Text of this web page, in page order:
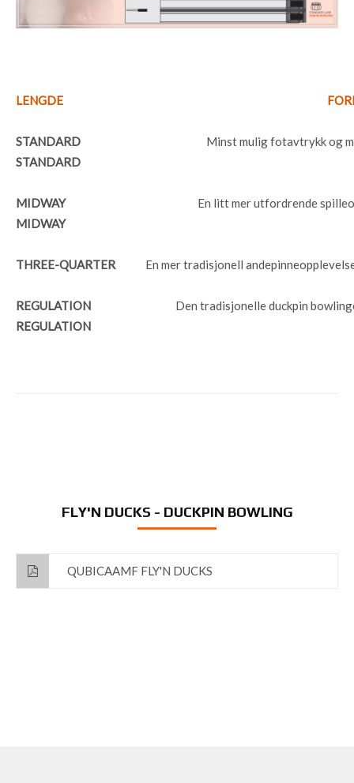
LENGDE
STANDARD
Minst mulig fotavtrykk og
STANDARD
MIDWAY
En litt mer utfordrende
MIDWAY
THREE-QUARTER En mer tradisjonell
REGULATION
Den tradisjonelle duckpin
REGULATION
FLY'N DUCKS - DUCKPIN BOWLING
QUBICAAMF FLY'N DUCKS